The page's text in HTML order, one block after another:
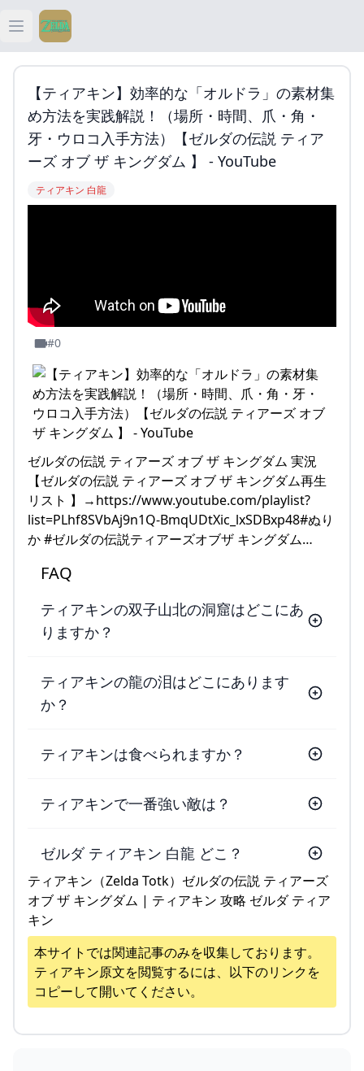
Open main menu
ティアキン
ティアキン 祠
ティアキン 武器
【ティアキン】効率的な「オルドラ」の素材集
め方法を実践解説！（場所・時間、爪・角・
牙・ウロコ入手方法）【ゼルダの伝説 ティア
ーズ オブ ザ キングダム 】 - YouTube
ティアキン 白龍
#0
ゼルダの伝説 ティアーズ オブ ザ キングダム 実況
【ゼルダの伝説 ティアーズ オブ ザ キングダム再生
リスト 】→https://www.youtube.com/playlist?
list=PLhf8SVbAj9n1Q-BmqUDtXic_lxSDBxp48#ぬり
か #ゼルダの伝説ティアーズオブザ キングダム…
FAQ
ティアキンの双子山北の洞窟はどこにあ
りますか？
ティアキンの龍の泪はどこにあります
か？
ティアキンは食べられますか？
ティアキンで一番強い敵は？
ゼルダ ティアキン 白龍 どこ？
ティアキン（Zelda Totk）ゼルダの伝説 ティアーズ
オブ ザ キングダム | ティアキン 攻略 ゼルダ ティア
キン
本サイトでは関連記事のみを収集しております。
ティアキン原文を閲覧するには、以下のリンクを
コピーして開いてください。